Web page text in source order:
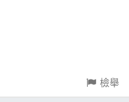
檢舉